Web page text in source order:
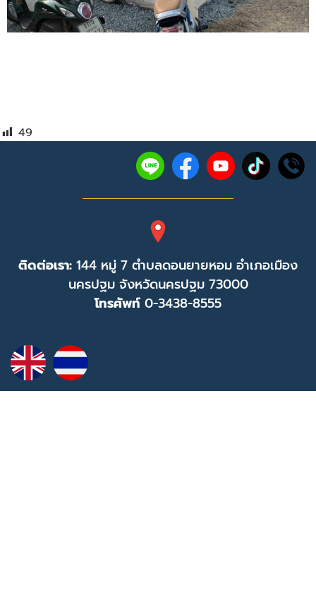
49
ติดต่อเรา: 144 หมู่ 7 ตำบลดอนยายหอม อำเภอเมือง
นครปฐม จังหวัดนครปฐม 73000
โทรศัพท์ 0-3438-8555